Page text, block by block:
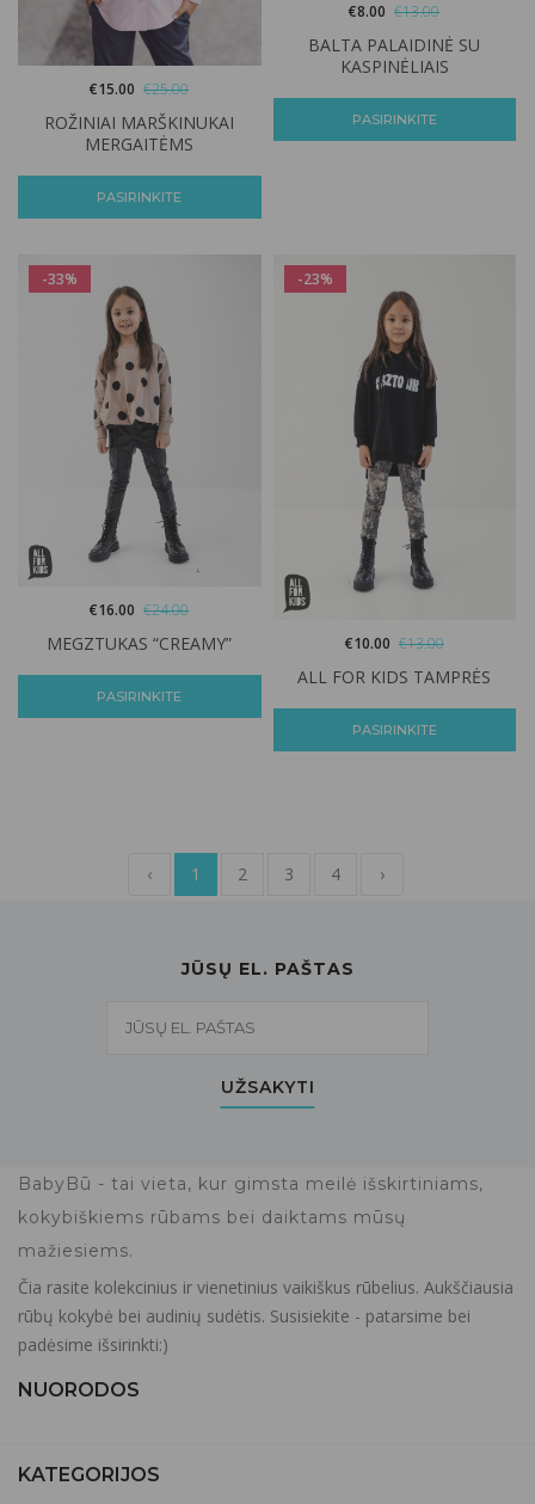
ROŽINIAI MARŠKINUKAI
MERGAITĖMS
€15.00 €25.00
PASIRINKITE
BALTA PALAIDINĖ SU
KASPINĖLIAIS
€8.00 €13.00
PASIRINKITE
-33%
MEGZTUKAS “CREAMY”
€16.00 €24.00
PASIRINKITE
-23%
ALL FOR KIDS TAMPRĖS
€10.00 €13.00
PASIRINKITE
‹ 1 2 3 4 ›
JŪSŲ EL. PAŠTAS
UŽSAKYTI
BabyBū - tai vieta, kur gimsta meilė išskirtiniams,
kokybiškiems rūbams bei daiktams mūsų
mažiesiems.
Čia rasite kolekcinius ir vienetinius vaikiškus rūbelius. Aukščiausia
rūbų kokybė bei audinių sudėtis. Susisiekite - patarsime bei
padėsime išsirinkti:)
NUORODOS
KATEGORIJOS